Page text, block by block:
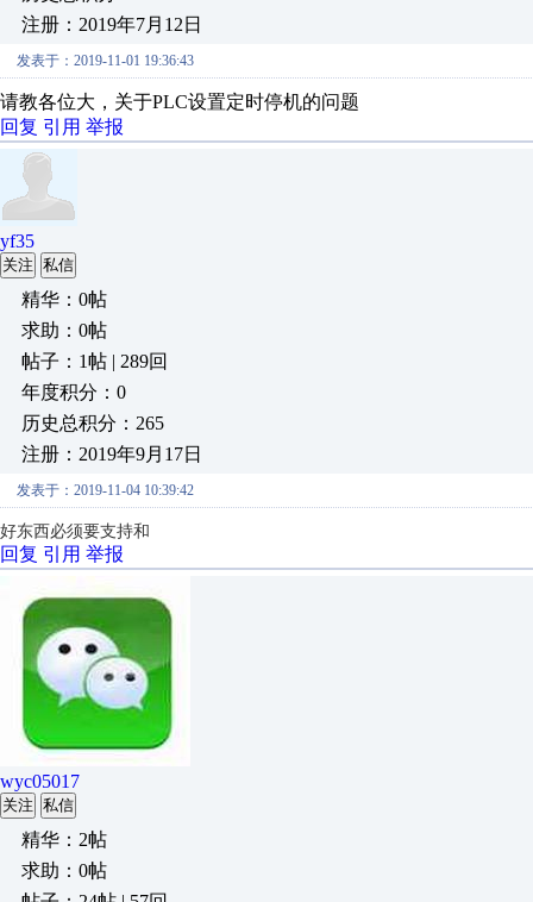
注册：2019年7月12日
发表于：2019-11-01 19:36:43
请教各位大，关于PLC设置定时停机的问题
回复 引用 举报
yf35
关注 私信
精华：0帖
求助：0帖
帖子：1帖 | 289回
年度积分：0
历史总积分：265
注册：2019年9月17日
发表于：2019-11-04 10:39:42
好东西必须要支持和
回复 引用 举报
wyc05017
关注 私信
精华：2帖
求助：0帖